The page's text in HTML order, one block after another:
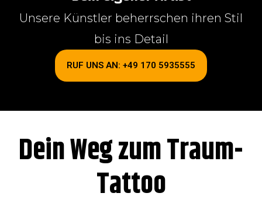
Unsere Künstler beherrschen ihren Stil
bis ins Detail
RUF UNS AN: +49 170 5935555
Dein Weg zum Traum-
Tattoo